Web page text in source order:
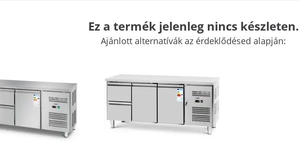
További jellemzők összehasonlítása
Ez a termék jelenleg nincs készleten.
Ajánlott alternatívák az érdeklődésed alapján: